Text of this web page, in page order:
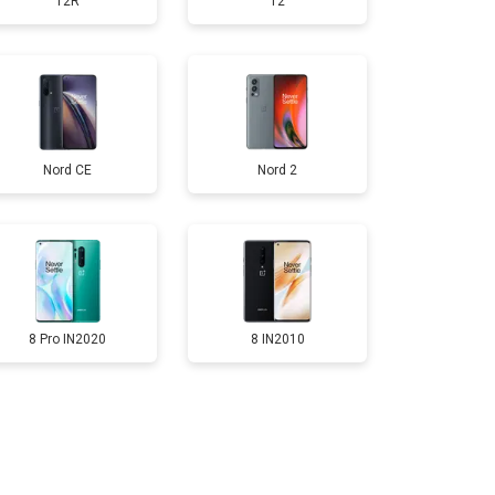
2700 ₽ Заказать
950 ₽ Заказать
1750 ₽ Заказать
1400 ₽ Заказать
Nord CE Nord 2
8 Pro IN2020 8 IN2010